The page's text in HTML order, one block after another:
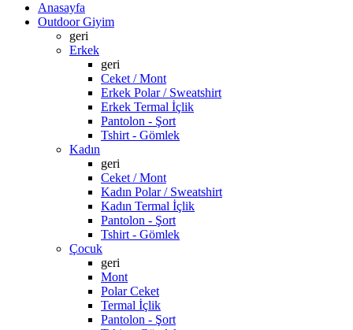
Anasayfa
Outdoor Giyim
geri
Erkek
geri
Ceket / Mont
Erkek Polar / Sweatshirt
Erkek Termal İçlik
Pantolon - Şort
Tshirt - Gömlek
Kadın
geri
Ceket / Mont
Kadın Polar / Sweatshirt
Kadın Termal İçlik
Pantolon - Şort
Tshirt - Gömlek
Çocuk
geri
Mont
Polar Ceket
Termal İçlik
Pantolon - Şort